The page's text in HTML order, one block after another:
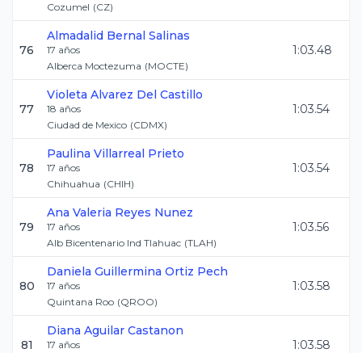
Cozumel (CZ)
76
Almadalid Bernal Salinas
17 años
Alberca Moctezuma (MOCTE)
1:03.48
77
Violeta Alvarez Del Castillo
18 años
Ciudad de Mexico (CDMX)
1:03.54
78
Paulina Villarreal Prieto
17 años
Chihuahua (CHIH)
1:03.54
79
Ana Valeria Reyes Nunez
17 años
Alb Bicentenario Ind Tlahuac (TLAH)
1:03.56
80
Daniela Guillermina Ortiz Pech
17 años
Quintana Roo (QROO)
1:03.58
81
Diana Aguilar Castanon
17 años
1:03.58